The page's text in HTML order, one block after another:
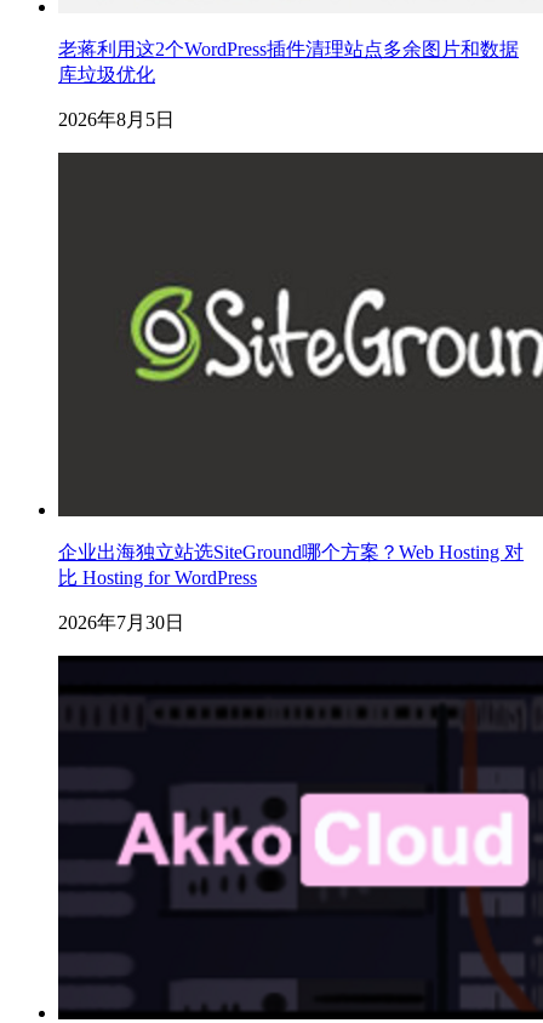
老蒋利用这2个WordPress插件清理站点多余图片和数据
库垃圾优化
2026年8月5日
企业出海独立站选SiteGround哪个方案？Web Hosting 对
比 Hosting for WordPress
2026年7月30日